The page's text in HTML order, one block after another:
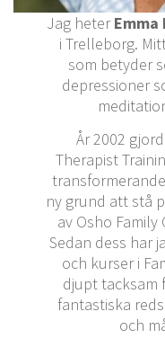
Jag heterEmma
i Trelleborg.
som betyder
depressioner
År 2002
Therapist
ny grund att stå
av Osho
Sedan dess har
och kurser i
djupt tacksam
fantastiska
och